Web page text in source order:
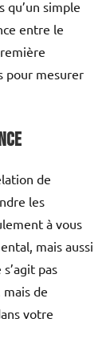
qu’un simple
entre le
pour mesurer
de
les
à vous
mais aussi
pas
de
votre